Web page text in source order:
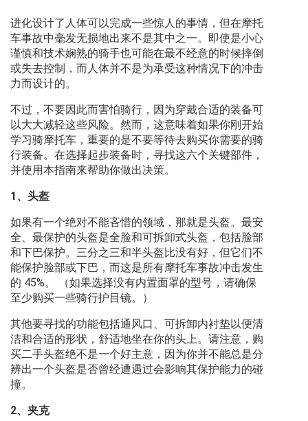
进化设计了人体可以完成一些惊人的事情，但在摩托
车事故中毫发无损地出来不是其中之一。即使是小心
谨慎和技术娴熟的骑手也可能在最不经意的时候摔倒
或失去控制，而人体并不是为承受这种情况下的冲击
力而设计的。
不过，不要因此而害怕骑行，因为穿戴合适的装备可
以大大减轻这些风险。然而，这意味着如果你刚开始
学习骑摩托车，重要的是不要等待去购买你需要的骑
行装备。在选择起步装备时，寻找这六个关键部件，
并使用本指南来帮助你做出决策。
1、头盔
如果有一个绝对不能吝惜的领域，那就是头盔。最安
全、最保护的头盔是全脸和可拆卸式头盔，包括脸部
和下巴保护。三分之三和半头盔比没有好，但它们不
能保护脸部或下巴，而这是所有摩托车事故冲击发生
的 45%。 （如果选择没有内置面罩的型号，请确保
至少购买一些骑行护目镜。）
其他要寻找的功能包括通风口、可拆卸内衬垫以便清
洁和合适的形状，舒适地坐在你的头上。请注意，购
买二手头盔绝不是一个好主意，因为你并不能总是分
辨出一个头盔是否曾经遭遇过会影响其保护能力的碰
撞。
2、夹克